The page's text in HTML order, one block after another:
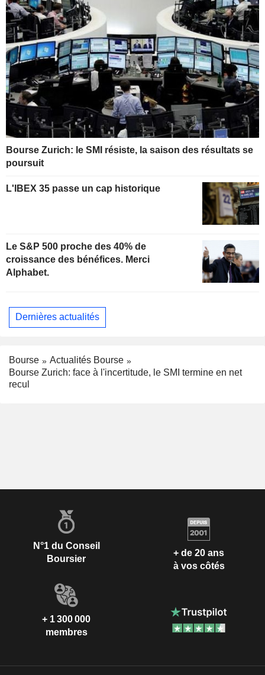
Bourse Zurich: le SMI résiste, la saison des résultats se
poursuit
L'IBEX 35 passe un cap historique
Le S&P 500 proche des 40% de
croissance des bénéfices. Merci
Alphabet.
Dernières actualités
Bourse
Actualités Bourse
Bourse Zurich: face à l'incertitude, le SMI termine en net
recul
N°1 du Conseil
Boursier
+ de 20 ans
à vos côtés
+ 1 300 000
membres